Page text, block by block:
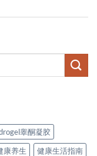
睾酮凝胶
康养生
健康生活指南